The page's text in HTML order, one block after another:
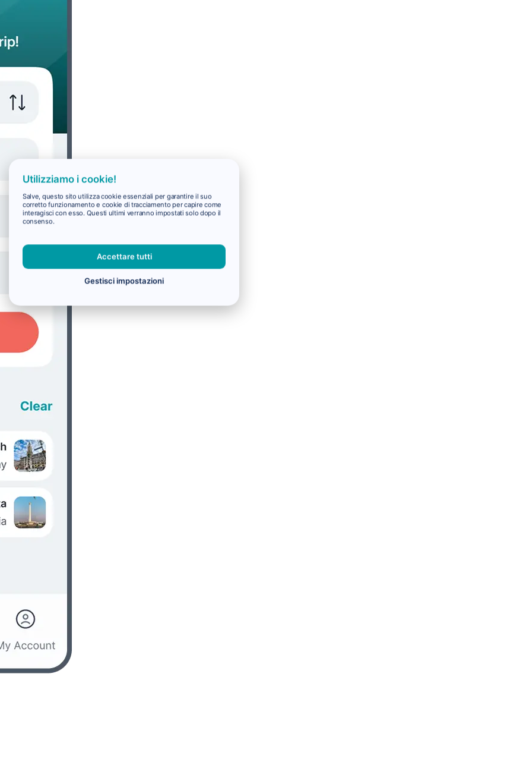
Utilizziamo i cookie!
Salve, questo sito utilizza cookie essenziali per garantire il suo
corretto funzionamento e cookie di tracciamento per capire come
interagisci con esso. Questi ultimi verranno impostati solo dopo il
consenso.
Accettare tutti
Gestisci impostazioni